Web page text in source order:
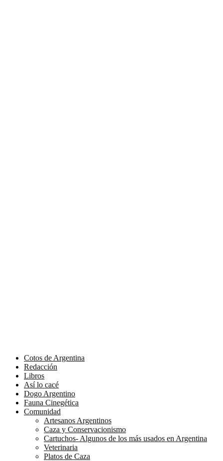
Cotos de Argentina
Redacción
Libros
Así lo cacé
Dogo Argentino
Fauna Cinegética
Comunidad
Artesanos Argentinos
Caza y Conservacionismo
Cartuchos- Algunos de los más usados en Argentina
Veterinaria
Platos de Caza